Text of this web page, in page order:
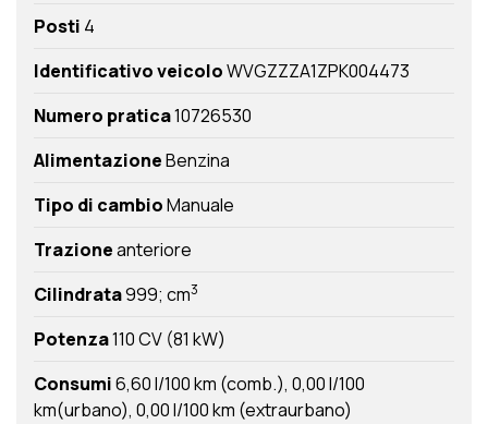
Posti 4
Identificativo veicoloWVGZZZA1ZPK004473
Numero pratica10726530
AlimentazioneBenzina
Tipo di cambioManuale
Trazioneanteriore
Cilindrata999; cm3
Potenza110 CV (81 kW)
Consumi6,60 l/100 km (comb.) 0,00 l/100
km(urbano) 0,00 l/100 km (extraurbano)